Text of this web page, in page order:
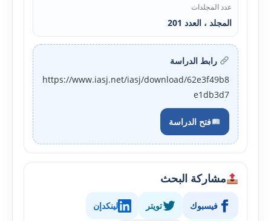
عدد المجلدات
المجلد ، العدد 201
رابط الدراسة
https://www.iasj.net/iasj/download/62e3f49b8
e1db3d7
فتح الدراسة
مشاركة البحث
فيسبوك تويتر لينكدإن